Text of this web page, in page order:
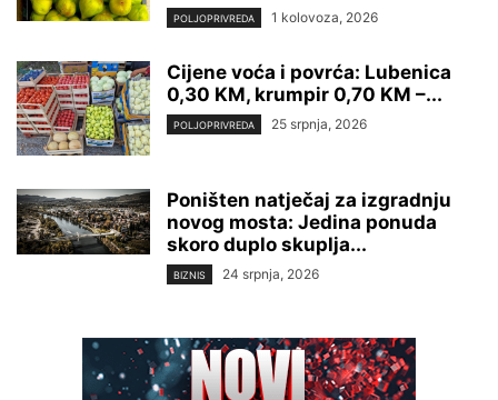
POLJOPRIVREDA 1 kolovoza, 2026
Cijene voća i povrća: Lubenica
0,30 KM, krumpir 0,70 KM –...
POLJOPRIVREDA 25 srpnja, 2026
Poništen natječaj za izgradnju
novog mosta: Jedina ponuda
skoro duplo skuplja...
BIZNIS 24 srpnja, 2026